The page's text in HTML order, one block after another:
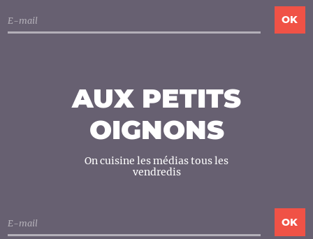
AUX PETITS
OIGNONS
On cuisine les médias tous les
vendredis